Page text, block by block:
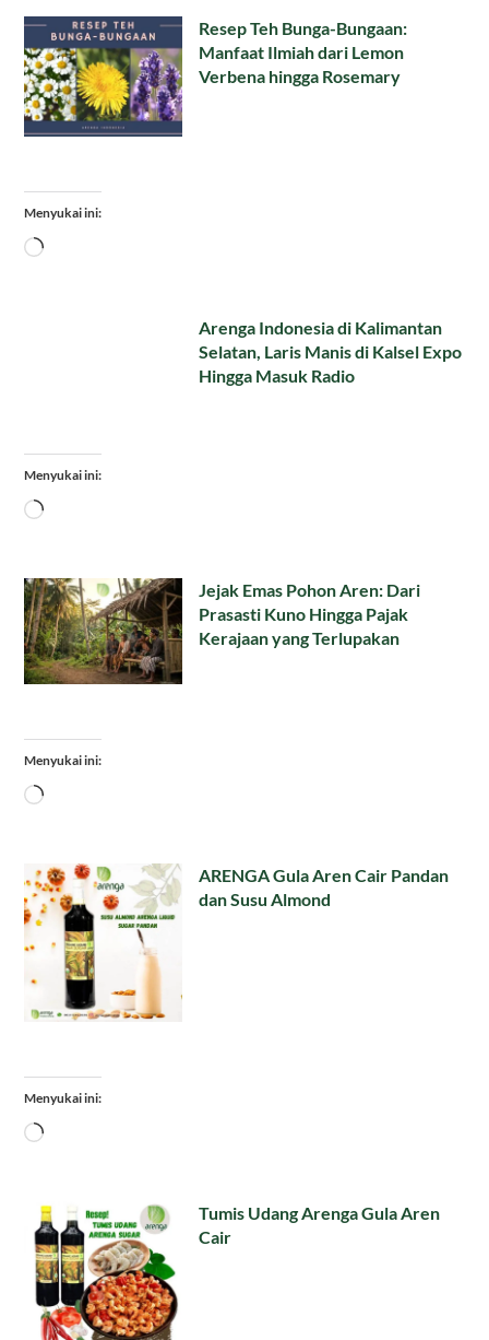
Resep Teh Bunga-Bungaan:
Manfaat Ilmiah dari Lemon
Verbena hingga Rosemary
Menyukai ini:
Memuat...
Arenga Indonesia di Kalimantan
Selatan, Laris Manis di Kalsel Expo
Hingga Masuk Radio
Menyukai ini:
Memuat...
Jejak Emas Pohon Aren: Dari
Prasasti Kuno Hingga Pajak
Kerajaan yang Terlupakan
Menyukai ini:
Memuat...
ARENGA Gula Aren Cair Pandan
dan Susu Almond
Menyukai ini:
Memuat...
Tumis Udang Arenga Gula Aren
Cair